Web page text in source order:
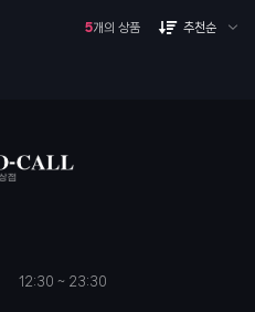
5개의 상품 추천순
12:30 ~ 23:30